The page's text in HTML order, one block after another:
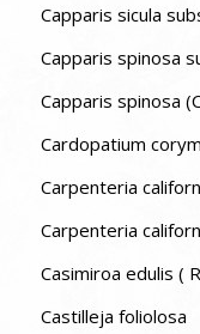
Capparis sicula
Capparis spinosa
Capparis spinosa
Cardopatium
Carpenteria
Carpenteria
Casimiroa edulis (
Castilleja foliolosa